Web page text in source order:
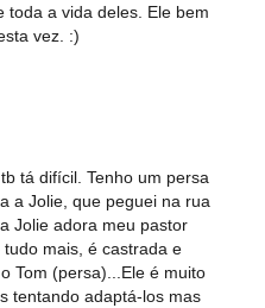
toda a vida deles. Ele bem
vez. :)
tá difícil. Tenho um persa
a Jolie, que peguei na rua
Jolie adora meu pastor
mais, é castrada e
Tom (persa)...Ele é muito
tentando adaptá-los mas